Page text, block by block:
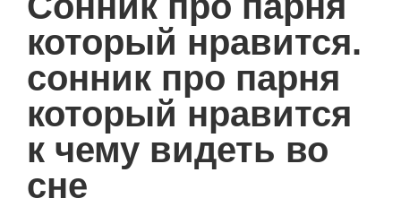
который нравится.
сонник про парня
который нравится
к чему видеть во
сне